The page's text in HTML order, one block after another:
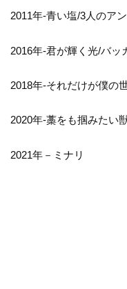
2011年-青い塩/3人のア
2016年-君が輝く光/バッ
2018年-それだけが僕の
2020年-藁をも掴みたい
2021年－ミナリ